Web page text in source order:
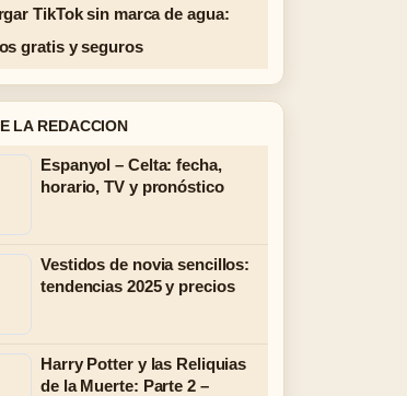
TikTok sin marca de agua:
gratis y seguros
LA REDACCION
Espanyol – Celta: fecha,
horario, TV y pronóstico
Vestidos de novia sencillos:
tendencias 2025 y precios
Harry Potter y las Reliquias
de la Muerte: Parte 2 –